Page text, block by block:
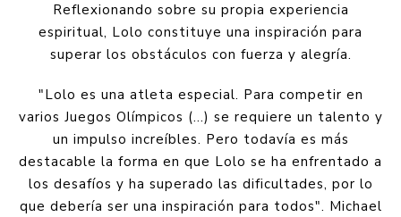
Reflexionando sobre su propia experiencia
espiritual, Lolo constituye una inspiración para
superar los obstáculos con fuerza y alegría.
"Lolo es una atleta especial. Para competir en
varios Juegos Olímpicos (...) se requiere un talento y
un impulso increíbles. Pero todavía es más
destacable la forma en que Lolo se ha enfrentado a
los desafíos y ha superado las dificultades, por lo
que debería ser una inspiración para todos". Michael